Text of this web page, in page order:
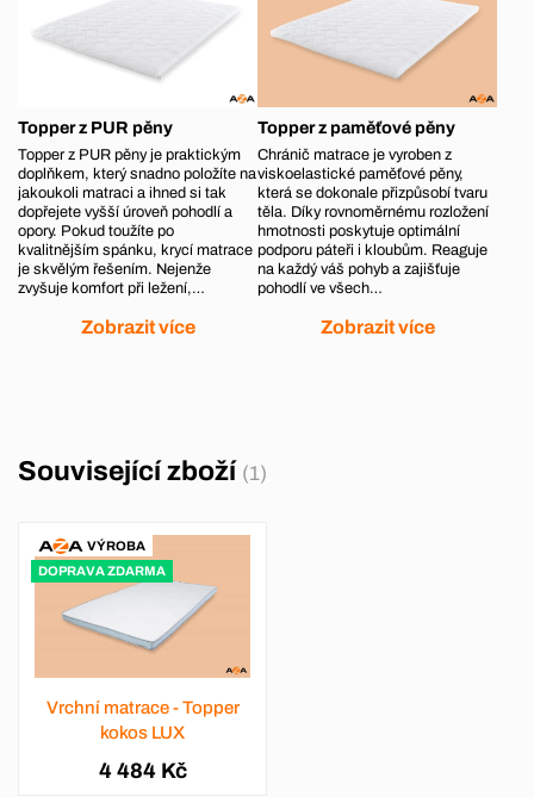
Topper z PUR pěny
Topper z PUR pěny je praktickým
doplňkem, který snadno položíte na
jakoukoli matraci a ihned si tak
dopřejete vyšší úroveň pohodlí a
opory. Pokud toužíte po
kvalitnějším spánku, krycí matrace
je skvělým řešením. Nejenže
zvyšuje komfort při ležení,…
Zobrazit více
Topper z paměťové pěny
Chránič matrace je vyroben z
viskoelastické paměťové pěny,
která se dokonale přizpůsobí tvaru
těla. Díky rovnoměrnému rozložení
hmotnosti poskytuje optimální
podporu páteři i kloubům. Reaguje
na každý váš pohyb a zajišťuje
pohodlí ve všech…
Zobrazit více
Související zboží (1)
VÝROBA
DOPRAVA ZDARMA
Vrchní matrace - Topper
kokos LUX
4 484 Kč